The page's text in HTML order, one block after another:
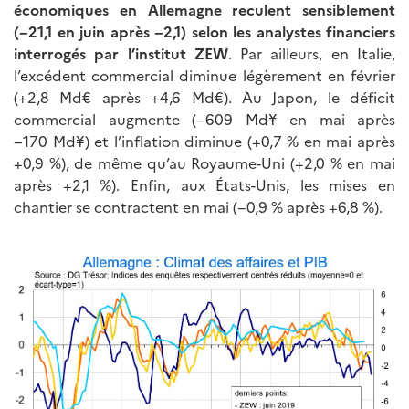
économiques en Allemagne reculent sensiblement
(−21,1 en juin après −2,1) selon les analystes financiers
interrogés par l’institut ZEW. Par ailleurs, en Italie,
l’excédent commercial diminue légèrement en février
(+2,8 Md€ après +4,6 Md€). Au Japon, le déficit
commercial augmente (−609 Md¥ en mai après
−170 Md¥) et l’inflation diminue (+0,7 % en mai après
+0,9 %), de même qu’au Royaume-Uni (+2,0 % en mai
après +2,1 %). Enfin, aux États-Unis, les mises en
chantier se contractent en mai (−0,9 % après +6,8 %).